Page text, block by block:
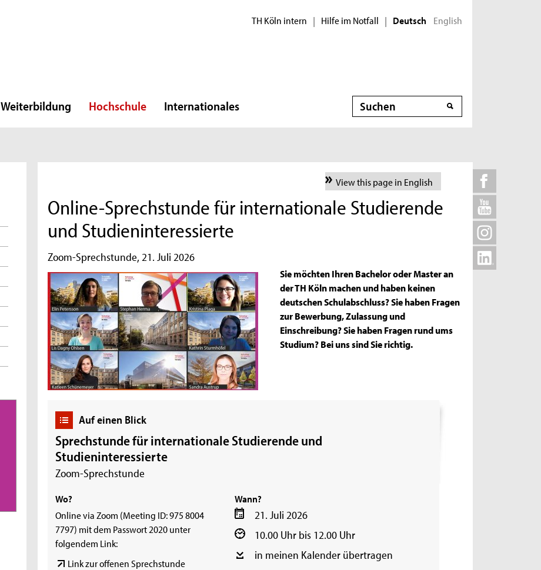
TH Köln intern | Hilfe im Notfall | Deutsch English
Weiterbildung Hochschule Internationales Suche
View this page in English
Online-Sprechstunde für internationale Studierende
und Studieninteressierte
Zoom-Sprechstunde, 21. Juli 2026
Sie möchten Ihren Bachelor oder Master an
der TH Köln machen und haben keinen
deutschen Schulabschluss? Sie haben Fragen
zur Bewerbung, Zulassung und
Einschreibung? Sie haben Fragen rund ums
Studium? Bei uns sind Sie richtig.
Auf einen Blick
Sprechstunde für internationale Studierende und
Studieninteressierte
Zoom-Sprechstunde
Wann?
21. Juli 2026
10.00 Uhr bis 12.00 Uhr
in meinen Kalender übertragen
Wo?
Online via Zoom (Meeting ID: 975 8004
7797) mit dem Passwort 2020 unter
folgendem Link:
Link zur offenen Sprechstunde